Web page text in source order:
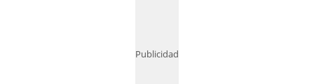
Publicidad